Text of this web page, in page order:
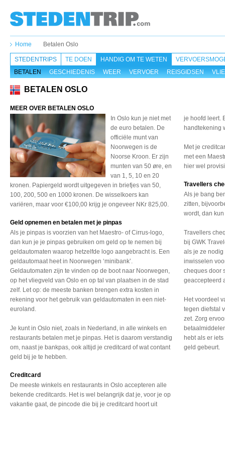
Home Betalen Oslo
STEDENTRIPS TE DOEN
HANDIG OM TE WETEN
BETALEN
GESCHIEDENIS WEER VERVOER REISGIDSEN
BETALEN OSLO
MEER OVER BETALEN OSLO
In Oslo kun je niet met
de euro betalen. De
officiële munt van
Noorwegen is de
Noorse Kroon. Er zijn
munten van 50 øre, en
van 1, 5, 10 en 20
kronen. Papiergeld wordt uitgegeven in briefjes van 50,
100, 200, 500 en 1000 kronen. De wisselkoers kan
variëren, maar voor €100,00 krijg je ongeveer NKr 825,00.
Geld opnemen en betalen met je pinpas
Als je pinpas is voorzien van het Maestro- of Cirrus-logo,
dan kun je je pinpas gebruiken om geld op te nemen bij
geldautomaten waarop hetzelfde logo aangebracht is. Een
geldautomaat heet in Noorwegen ‘minibank’.
Geldautomaten zijn te vinden op de boot naar Noorwegen,
op het vliegveld van Oslo en op tal van plaatsen in de stad
zelf. Let op: de meeste banken brengen extra kosten in
rekening voor het gebruik van geldautomaten in een niet-
euroland.
Je kunt in Oslo niet, zoals in Nederland, in alle winkels en
restaurants betalen met je pinpas. Het is daarom verstandig
om, naast je bankpas, ook altijd je creditcard of wat contant
geld bij je te hebben.
Creditcard
De meeste winkels en restaurants in Oslo accepteren alle
bekende creditcards. Hetis wel belangrijk datje, voor je op
vakantie gaat, de pincode die bij je creditcard hoort uit
je hoofd leert.
handtekening
Met je
met een
hier wel
Travellers
Als je bang
zitten,
wordt, dan
Travellers
bij GWK
als je ze
inwisselen
cheques door
geaccepteerd
Het voordeel
tegen diefstal
zet. Zorg
hebt als er
geld gebeurt.